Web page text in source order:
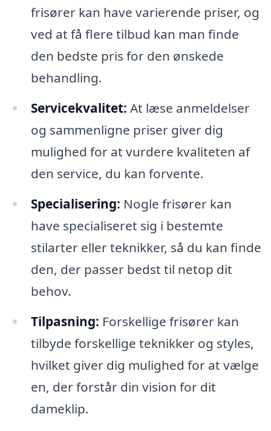
frisører kan have varierende priser, og
ved at få flere tilbud kan man finde
den bedste pris for den ønskede
behandling.
Servicekvalitet: At læse anmeldelser
og sammenligne priser giver dig
mulighed for at vurdere kvaliteten af
den service, du kan forvente.
Specialisering: Nogle frisører kan
have specialiseret sig i bestemte
stilarter eller teknikker, så du kan finde
den, der passer bedst til netop dit
behov.
Tilpasning: Forskellige frisører kan
tilbyde forskellige teknikker og styles,
hvilket giver dig mulighed for at vælge
en, der forstår din vision for dit
dameklip.